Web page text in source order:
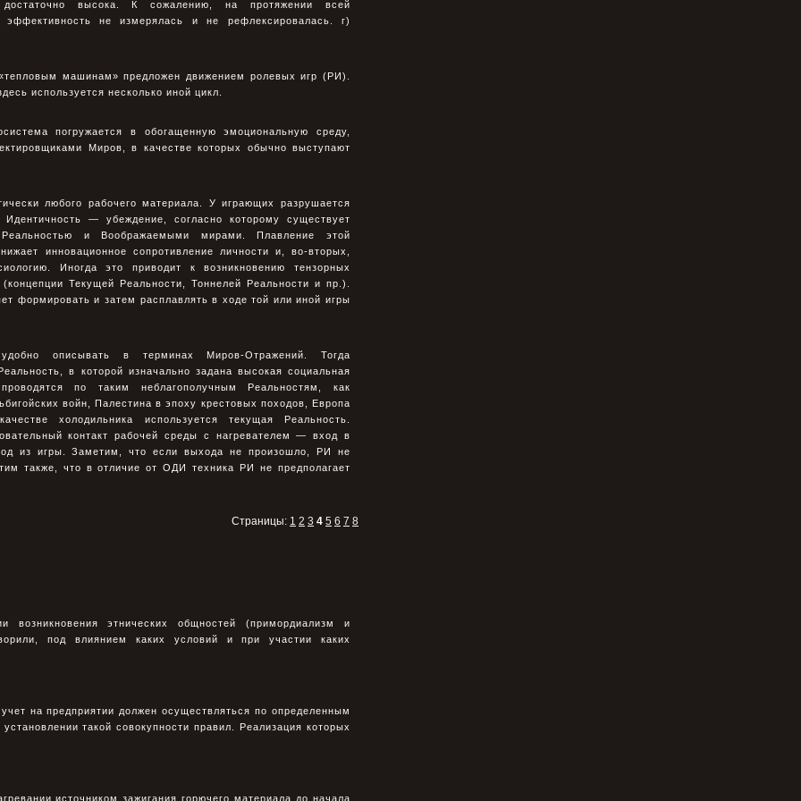
высока. К сожалению, на протяжении всей
не измерялась и не рефлексировалась. г)
машинам» предложен движением ролевых игр (РИ).
используется несколько иной цикл.
погружается в обогащенную эмоциональную среду,
Миров, в качестве которых обычно выступают
любого рабочего материала. У играющих разрушается
— убеждение, согласно которому существует
и Воображаемыми мирами. Плавление этой
инновационное сопротивление личности и, во-вторых,
Иногда это приводит к возникновению тензорных
Текущей Реальности, Тоннелей Реальности и пр.).
формировать и затем расплавлять в ходе той или иной игры
описывать в терминах Миров-Отражений. Тогда
в которой изначально задана высокая социальная
по таким неблагополучным Реальностям, как
войн, Палестина в эпоху крестовых походов, Европа
холодильника используется текущая Реальность.
контакт рабочей среды с нагревателем — вход в
из игры. Заметим, что если выхода не произошло, РИ не
также, что в отличие от ОДИ техника РИ не предполагает
Страницы: 1 2 3 4 5 6 7 8
возникновения этнических общностей (примордиализм и
под влиянием каких условий и при участии каких
на предприятии должен осуществляться по определенным
такой совокупности правил. Реализация которых
источником зажигания горючего материала до начала